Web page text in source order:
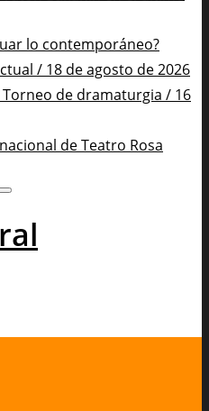
lo contemporáneo?
/ 18 de agosto de 2026
de dramaturgia / 16
de Teatro Rosa